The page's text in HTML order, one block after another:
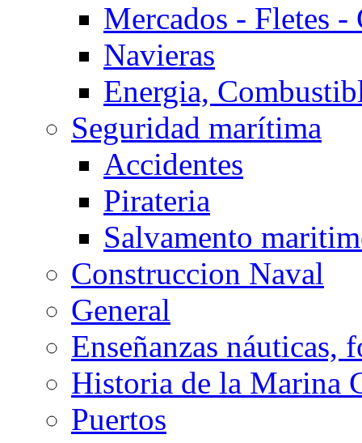
Mercados - Fletes -
Navieras
Energia,
Seguridad marítima
Accidentes
Pirateria
Salvamento
Construccion Naval
General
Enseñanzas náuticas,
Historia de la Marina
Puertos